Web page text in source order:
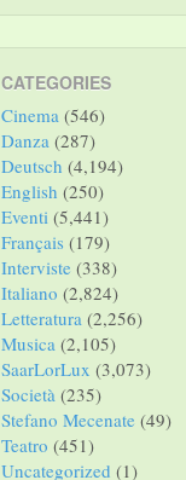
CATEGORIES
Cinema (546)
Danza (287)
Deutsch (4,194)
English (250)
Eventi (5,441)
Français (179)
Interviste (338)
Italiano (2,824)
Letteratura (2,256)
Musica (2,105)
SaarLorLux (3,073)
Società (235)
Stefano Mecenate (49)
Teatro (451)
Uncategorized (1)